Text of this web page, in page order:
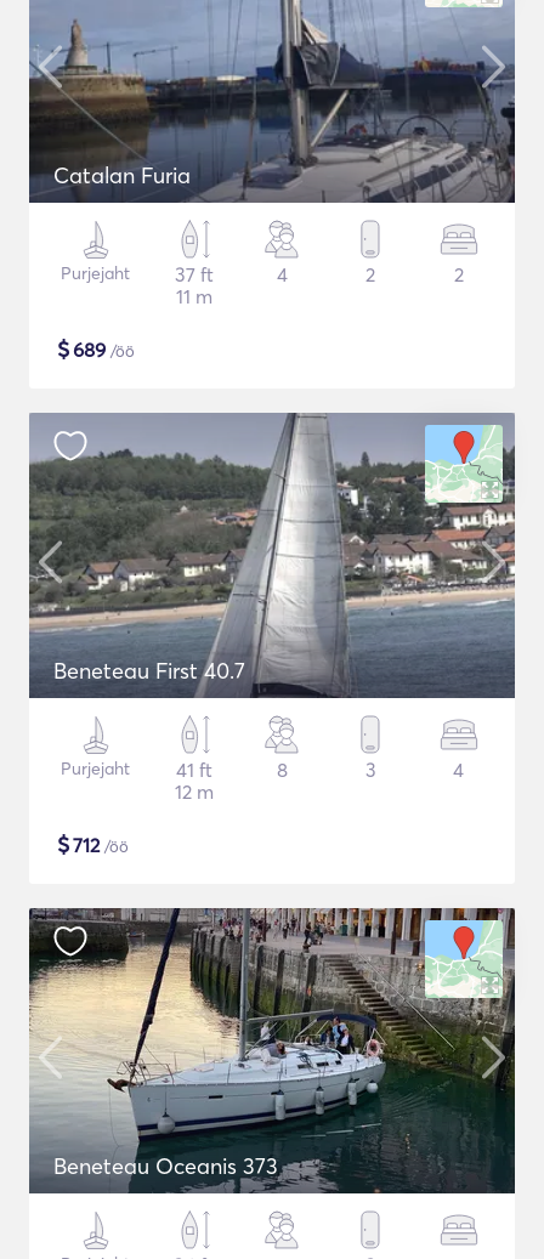
Catalan Furia
Purjejaht
37 ft
11 m
4 2 2
$689 /öö
Beneteau First 40.7
Purjejaht
41 ft
12 m
8 3 4
$712/öö
Beneteau Oceanis 373